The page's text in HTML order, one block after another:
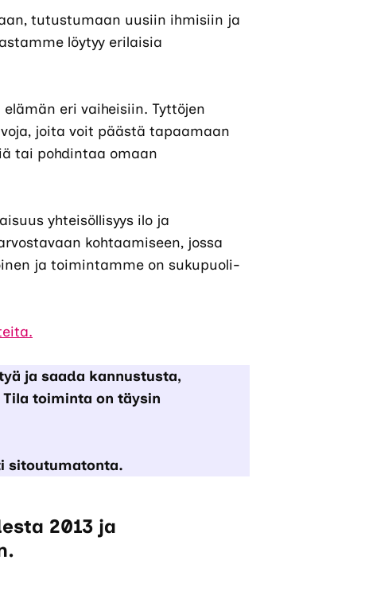
tutustumaan uusiin ihmisiin ja
löytyy erilaisia
eri vaiheisiin. Tyttöjen
joita voit päästä tapaamaan
tai pohdintaa omaan
yhteisöllisyys ilo ja
kohtaamiseen, jossa
ja toimintamme on sukupuoli-
ja saada kannustusta,
toiminta on täysin
sitoutumatonta.
2013 ja